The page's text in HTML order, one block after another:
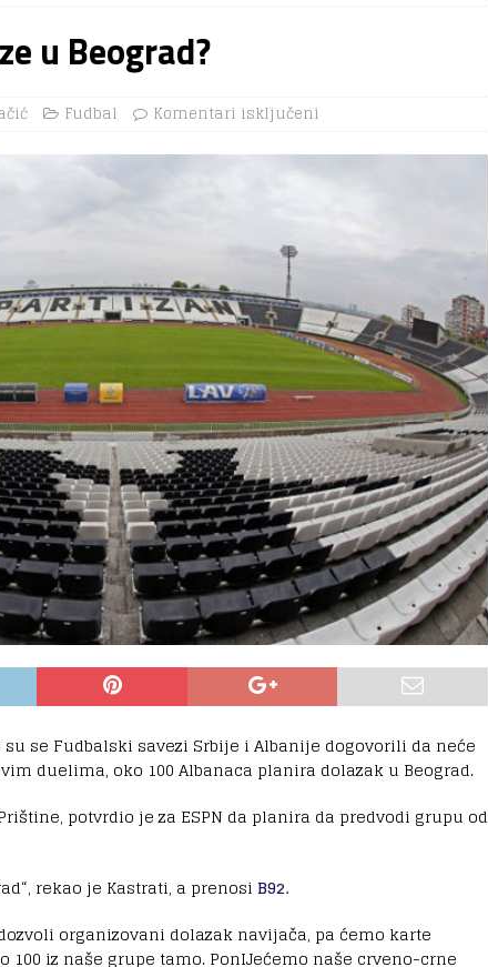
u Beograd?
Fudbal Komentari isključeni
su se Fudbalski savezi Srbije i Albanije dogovorili da neće
duelima, oko 100 Albanaca planira dolazak u Beograd.
potvrdio je za ESPN da planira da predvodi grupu od
rekao je Kastrati, a prenosi B92.
organizovani dolazak navijača, pa ćemo karte
100 iz naše grupe tamo. PonIJećemo naše crveno-crne